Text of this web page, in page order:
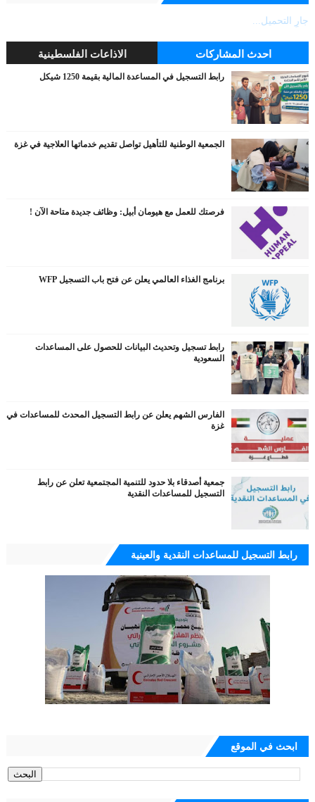
جارٍ التحميل...
احدث المشاركات الاذاعات الفلسطينية
رابط التسجيل في المساعدة المالية بقيمة 1250 شيكل
الجمعية الوطنية للتأهيل تواصل تقديم خدماتها العلاجية في غزة
فرصتك للعمل مع هيومان أبيل: وظائف جديدة متاحة الآن !
برنامج الغذاء العالمي يعلن عن فتح باب التسجيل WFP
رابط تسجيل وتحديث البيانات للحصول على المساعدات
السعودية
الفارس الشهم يعلن عن رابط التسجيل المحدث للمساعدات في
غزة
جمعية أصدقاء بلا حدود للتنمية المجتمعية تعلن عن رابط
التسجيل للمساعدات النقدية
رابط التسجيل للمساعدات النقدية والعينية
ابحث في الموقع